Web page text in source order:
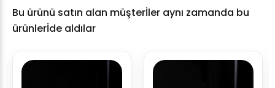
Bu ürünü satın alan müşterİler aynı zamanda bu
ürünlerİde aldılar